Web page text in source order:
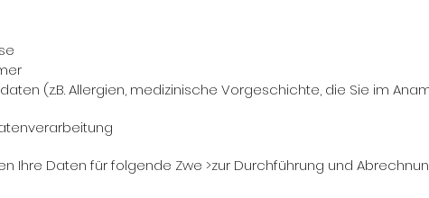
(z.B. Allergien, medizinische Vorgeschichte, die Sie im
Ihre Daten für folgende Zwe >zur Durchführung und